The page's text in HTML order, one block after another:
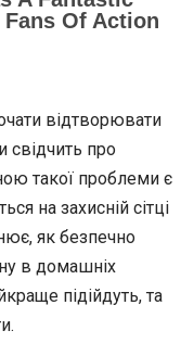
відтворювати
свідчить про
такої проблеми є
на захисній сітці
як безпечно
в домашніх
підійдуть, та